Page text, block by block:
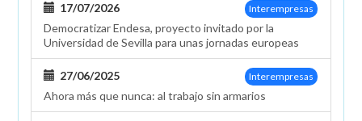
Interempresas
17/07/2026
Democratizar Endesa, proyecto invitado por la
Universidad de Sevilla para unas jornadas europeas
Interempresas
27/06/2025
Ahora más que nunca: al trabajo sin armarios